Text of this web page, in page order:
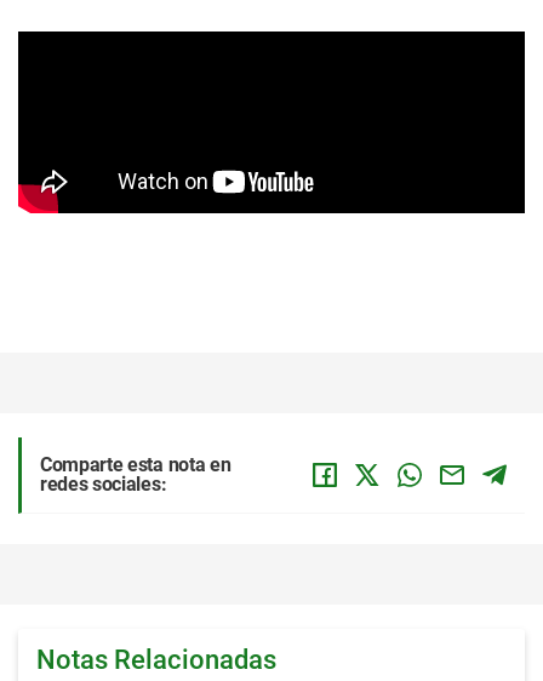
Comparte esta nota en
redes sociales:
Notas Relacionadas